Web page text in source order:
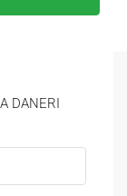
DANERI